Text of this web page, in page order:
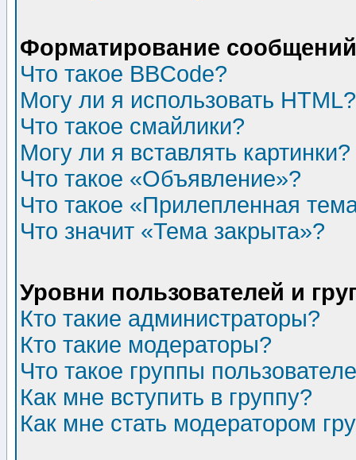
Форматирование
Что такое BBCode?
Могу ли я использовать HTML?
Что такое смайлики?
Могу ли я вставлять картинки?
Что такое «Объявление»?
Что такое «Прилепленная
Что значит «Тема закрыта»?
Уровни пользователей и
Кто такие администраторы?
Кто такие модераторы?
Что такое группы
Как мне вступить в группу?
Как мне стать модератором